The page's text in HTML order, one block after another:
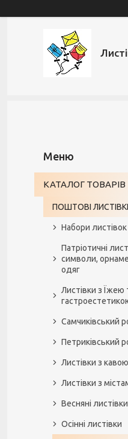
КАТАЛОГ ТОВАРІВ
ПОШТОВІ
Набори листівок
Патріотичні
символи,
одяг
Листівки з Їжею
Самчиківський
Петриківський
Листівки з
Листівки з
Весняні листівки
Осінні листівки